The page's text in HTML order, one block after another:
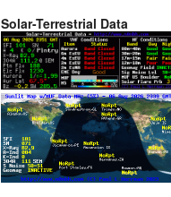
Solar-Terrestrial Data